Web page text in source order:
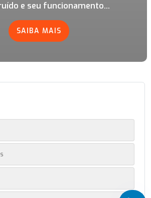
e seu funcionamento...
SAIBA MAIS